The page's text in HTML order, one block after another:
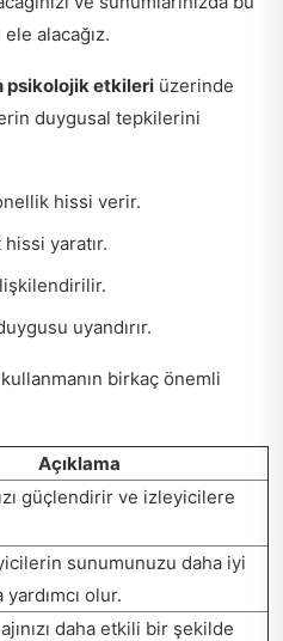
ele alacağız.
psikolojik etkileri üzerinde
duygusal tepkilerini
hissi verir.
yaratır.
uyandırır.
birkaç önemli
Açıklama
güçlendirir ve izleyicilere
sunumunuzu daha iyi
yardımcı olur.
daha etkili bir şekilde